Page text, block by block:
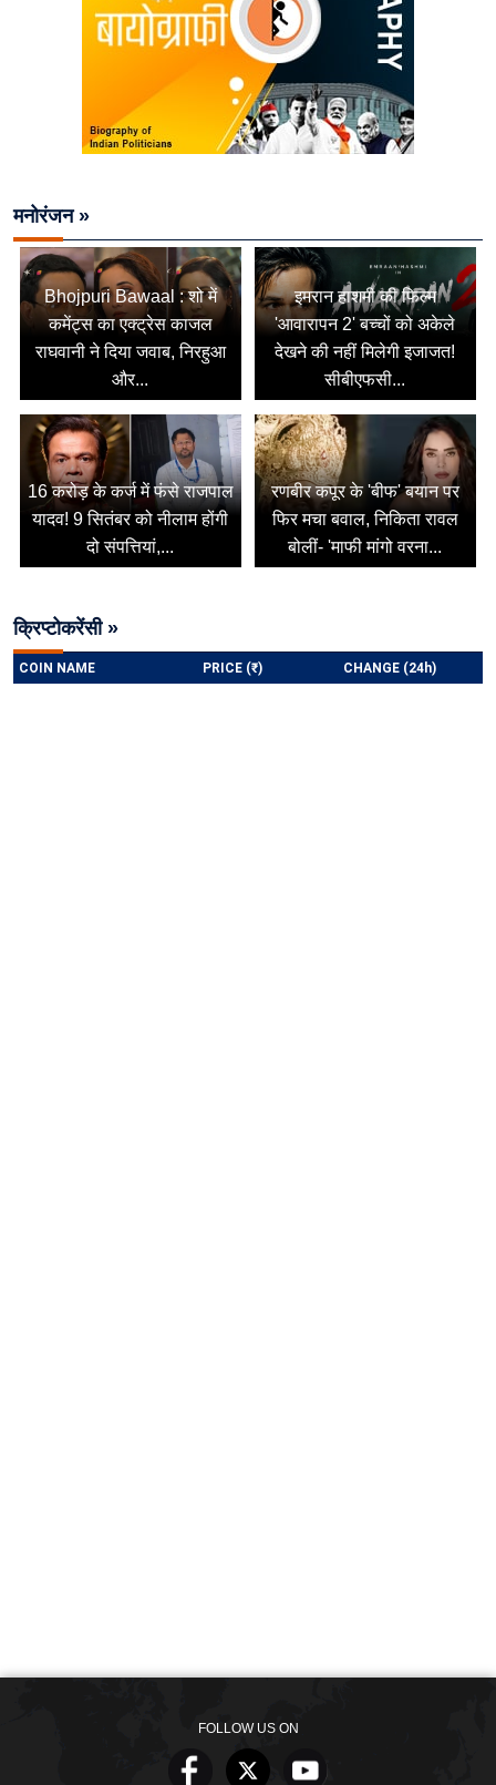
मनोरंजन »
Bhojpuri Bawaal : शो में
कमेंट्स का एक्ट्रेस काजल
राघवानी ने दिया जवाब, निरहुआ
और...
इमरान हाशमी की फिल्म
'आवारापन 2' बच्चों को अकेले
देखने की नहीं मिलेगी इजाजत!
सीबीएफसी...
16 करोड़ के कर्ज में फंसे राजपाल
यादव! 9 सितंबर को नीलाम होंगी
दो संपत्तियां,...
रणबीर कपूर के 'बीफ' बयान पर
फिर मचा बवाल, निकिता रावल
बोलीं- 'माफी मांगो वरना...
क्रिप्टोकरेंसी »
FOLLOW US ON